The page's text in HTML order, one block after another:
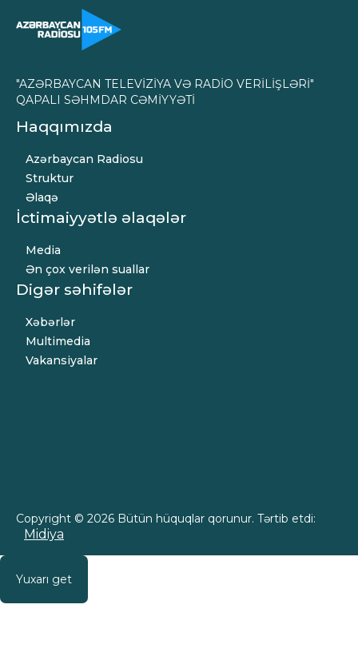
"AZƏRBAYCAN TELEVİZİYA VƏ RADİO VERİLİŞLƏRİ"
QAPALI SƏHMDAR CƏMİYYƏTİ
Haqqımızda
Azərbaycan Radiosu
Struktur
Əlaqə
İctimaiyyətlə əlaqələr
Media
Ən çox verilən suallar
Digər səhifələr
Xəbərlər
Multimedia
Vakansiyalar
Copyright © 2026 Bütün hüquqlar qorunur. Tərtib etdi:
Midiya
Yuxarı get